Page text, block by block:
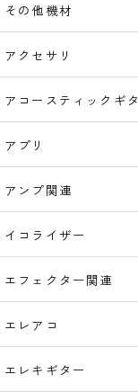
その他機材
アクセサリ
アコースティックギ
アプリ
アンプ関連
イコライザー
エフェクター関連
エレアコ
エレキギター